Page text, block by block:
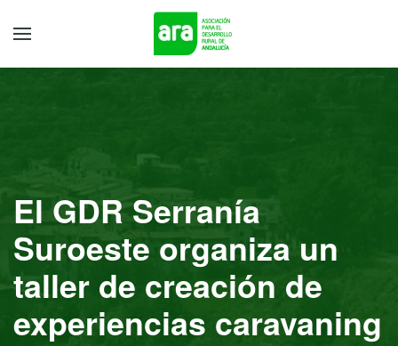
El GDR Serranía
Suroeste organiza un
taller de creación de
experiencias caravaning